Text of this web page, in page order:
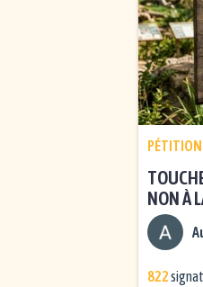
PÉTITION
NON À
822